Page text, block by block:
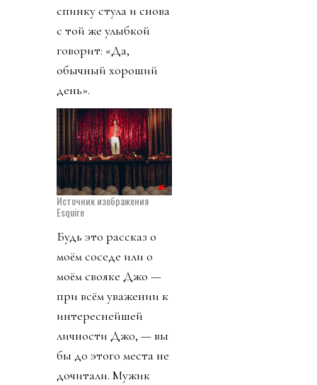
спинку стула и снова
с той же улыбкой
говорит: «Да,
обычный хороший
день».
Источник изображения
Esquire
Будь это рассказ о
моём соседе или о
моём свояке Джо —
при всём уважении к
интереснейшей
личности Джо, — вы
бы до этого места не
дочитали. Мужик